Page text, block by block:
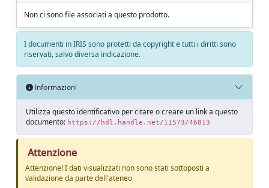
Non ci sono file associati a questo prodotto.
I documenti in IRIS sono protetti da copyright e tutti i diritti sono
riservati, salvo diversa indicazione.
Informazioni
Utilizza questo identificativo per citare o creare un link a questo
documento: https://hdl.handle.net/11573/46813
Attenzione
Attenzione! I dati visualizzati non sono stati sottoposti a
validazione da parte dell'ateneo